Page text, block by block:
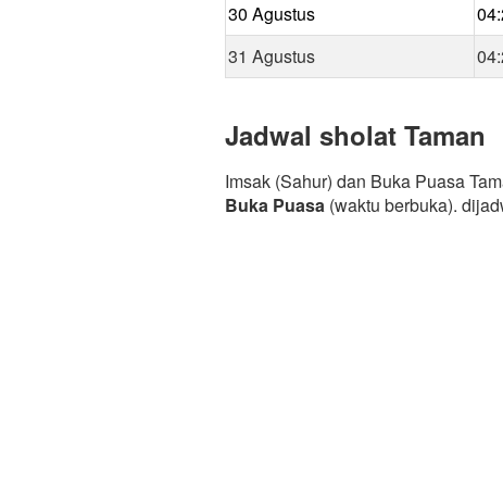
30 Agustus
31 Agustus
Jadwal sholat Taman
Imsak (Sahur) dan Buka Puasa
Buka Puasa (waktu berbuka).